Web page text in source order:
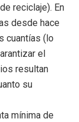
reciclaje). En
desde hace
cuantías (lo
el
resultan
su
mínima de